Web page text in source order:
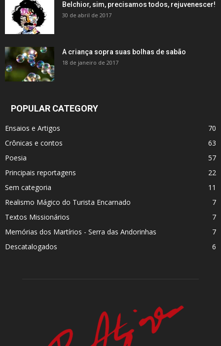
Belchior, sim, precisamos todos, rejuvenescer!
30 de abril de 2017
A criança sopra suas bolhas de sabão
18 de janeiro de 2017
POPULAR CATEGORY
Ensaios e Artigos
70
Crônicas e contos
63
Poesia
57
Principais reportagens
22
Sem categoria
11
Realismo Mágico do Turista Encarnado
7
Textos Missionários
7
Memórias dos Martí­rios - Serra das Andorinhas
7
Descatalogados
6